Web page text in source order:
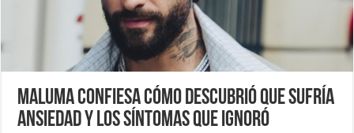
Maluma confiesa cómo descubrió que sufría
ansiedad y los síntomas que ignoró